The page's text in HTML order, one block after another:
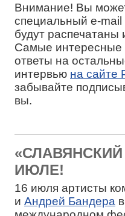
Внимание! Вы
специальный e-mail
будут
Самые интересные
ответы на
интервью на сайте
забывайте
вы.
ИЮЛЕ!
16 июля артисты
и Андрей Бандера